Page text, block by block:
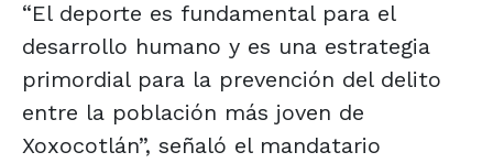
“El deporte es fundamental para el
desarrollo humano y es una estrategia
primordial para la prevención del delito
entre la población más joven de
Xoxocotlán”, señaló el mandatario